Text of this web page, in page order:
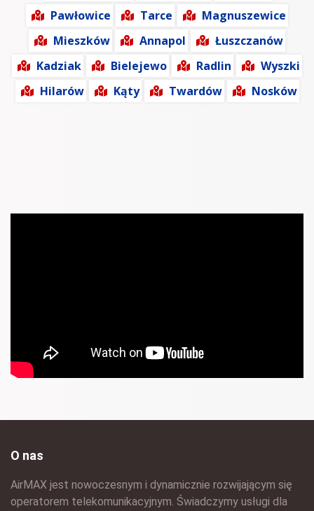
Pawłowice
Tarce
Magnuszewice
Mieszków
Annapol
Łuszczanów
Kadziak
Bielejewo Radlin
Wyszki
Hilarów
Kąty Twardów Nosków
O nas
AirMAX jest nowoczesnym i dynamicznie rozwijającym się
operatorem telekomunikacyjnym. Świadczymy usługi dla